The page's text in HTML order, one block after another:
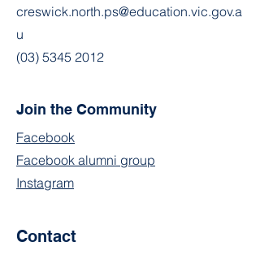
creswick.north.ps@education.vic.gov.a
u
(03) 5345 2012
Join the Community
Facebook
Facebook alumni group
Instagram
Contact